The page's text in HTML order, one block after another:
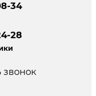
34
28
звонок